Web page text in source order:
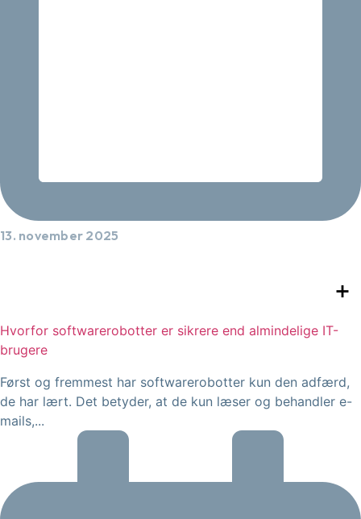
13. november 2025
Hvorfor softwarerobotter er sikrere end almindelige IT-
brugere
Først og fremmest har softwarerobotter kun den adfærd,
de har lært. Det betyder, at de kun læser og behandler e-
mails,...